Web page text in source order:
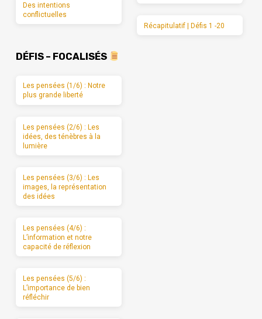
Des intentions
conflictuelles
Récapitulatif | Défis 1 -20
DÉFIS – FOCALISÉS
Les pensées (1/6) : Notre
plus grande liberté
Les pensées (2/6) : Les
idées, des ténèbres à la
lumière
Les pensées (3/6) : Les
images, la représentation
des idées
Les pensées (4/6) :
L’information et notre
capacité de réflexion
Les pensées (5/6) :
L’importance de bien
réfléchir